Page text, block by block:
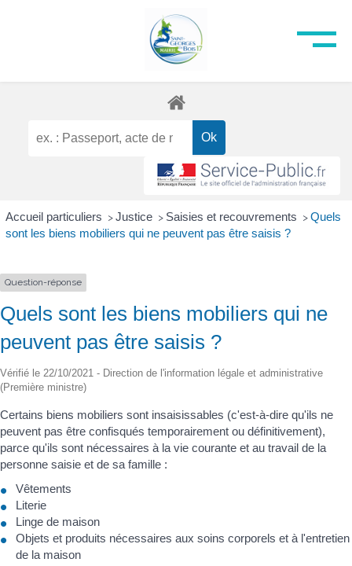
Accueil particuliers > Justice > Saisies et recouvrements > Quels
sont les biens mobiliers qui ne peuvent pas être saisis ?
Question-réponse
Quels sont les biens mobiliers qui ne
peuvent pas être saisis ?
Vérifié le 22/10/2021 - Direction de l'information légale et administrative
(Première ministre)
Certains biens mobiliers sont insaisissables (c'est-à-dire qu'ils ne
peuvent pas être confisqués temporairement ou définitivement),
parce qu'ils sont nécessaires à la vie courante et au travail de la
personne saisie et de sa famille :
Vêtements
Literie
Linge de maison
Objets et produits nécessaires aux soins corporels et à l'entretien
de la maison